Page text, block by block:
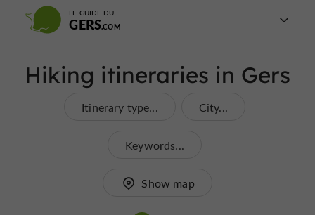
LE GUIDE DU
GERS
Hiking itineraries in Gers
Itinerary type... City...
Keywords...
Show map